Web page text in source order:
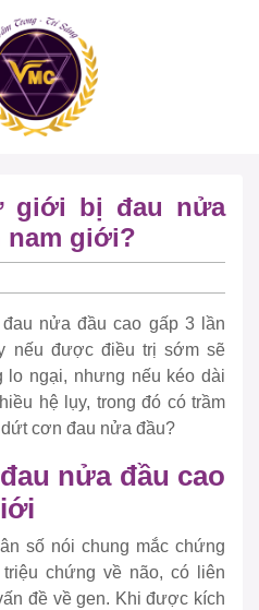
giới bị đau nửa
nam giới?
nửa đầu cao gấp 3 lần
nếu được điều trị sớm sẽ
lo ngại, nhưng nếu kéo dài
hệ lụy, trong đó có trầm
cơn đau nửa đầu?
nửa đầu cao
số nói chung mắc chứng
chứng về não, có liên
đề về gen. Khi được kích